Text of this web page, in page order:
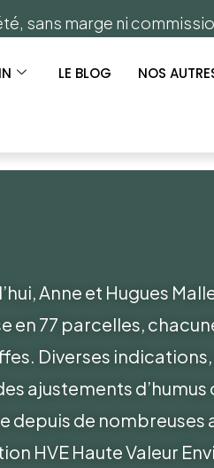
sans marge ni
LE BLOG NOS
Anne et Hugues
en 77 parcelles,
Diverses indications,
ajustements d’humus
depuis de nombreuses
HVE Haute Valeur